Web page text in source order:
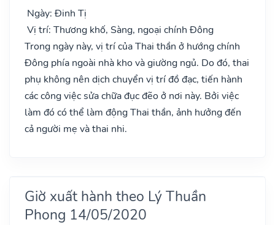
Ngày: Đinh Tị
Vị trí: Thương khố, Sàng, ngoại chính Đông
Trong ngày này, vị trí của Thai thần ở hướng chính
Đông phía ngoài nhà kho và giường ngủ. Do đó, thai
phụ không nên dịch chuyển vị trí đồ đạc, tiến hành
các công việc sửa chữa đục đẽo ở nơi này. Bởi việc
làm đó có thể làm động Thai thần, ảnh hưởng đến
cả người mẹ và thai nhi.
Giờ xuất hành theo Lý Thuần
Phong 14/05/2020